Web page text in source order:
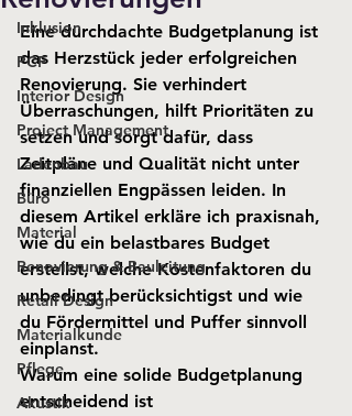
Inklusion
PCF
Interior Design
Project Management
Ladenbau
Büro
Material
Renovierung & Bauleitung
Retail Design
Materialkunde
Pflege
Akustik
Eine durchdachte Budgetplanung ist
das Herzstück jeder erfolgreichen
Renovierung. Sie verhindert
Überraschungen, hilft Prioritäten zu
setzen und sorgt dafür, dass
Zeitpläne und Qualität nicht unter
finanziellen Engpässen leiden. In
diesem Artikel erkläre ich praxisnah,
wie du ein belastbares Budget
erstellst, welche Kostenfaktoren du
unbedingt berücksichtigst und wie
du Fördermittel und Puffer sinnvoll
einplanst.
Warum eine solide Budgetplanung
entscheidend ist